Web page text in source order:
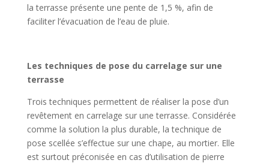
la terrasse présente une pente de 1,5 %, afin de
faciliter l’évacuation de l’eau de pluie.
Les techniques de pose du carrelage sur une
terrasse
Trois techniques permettent de réaliser la pose d’un
revêtement en carrelage sur une terrasse. Considérée
comme la solution la plus durable, la technique de
pose scellée s’effectue sur une chape, au mortier. Elle
est surtout préconisée en cas d’utilisation de pierre